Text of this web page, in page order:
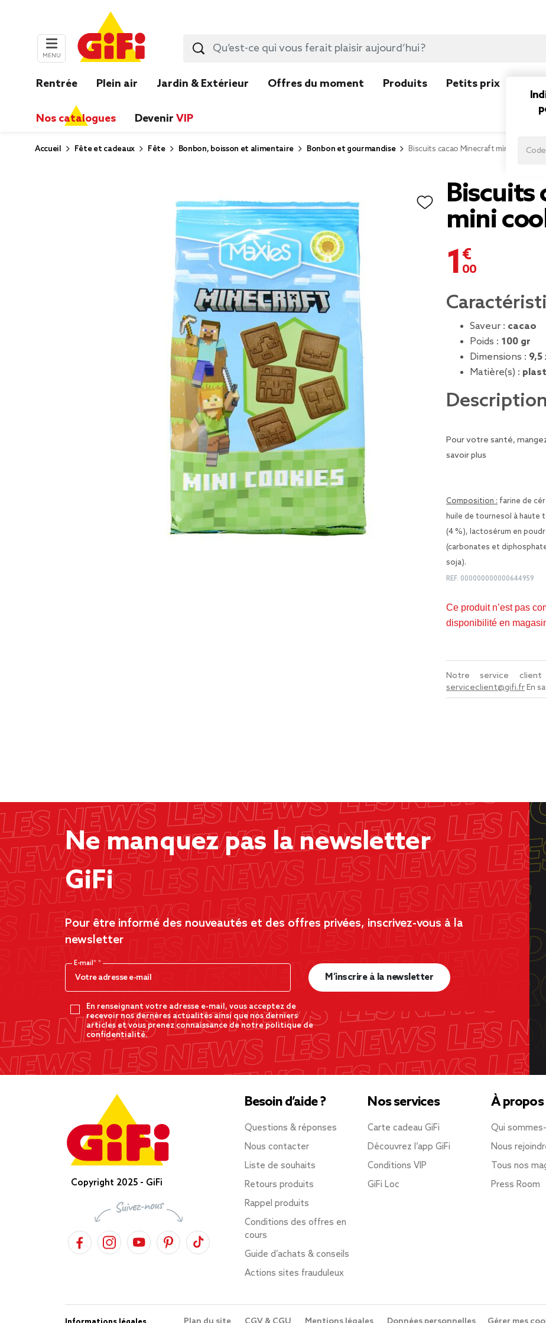
MENU
Rentrée Plein air Jardin & Extérieur Offres du moment Produits Petits prix
Nos catalogues Devenir VIP
Accueil Fête et cadeaux Fête Bonbon, boisson et alimentaire Bonbon et gourmandise Biscuits cacao Minecraft mini cookies
Biscuits
mini
1,00 €
Saveur : cacao
Poids : 100 gr
Dimensions : 9,5
Matière(s) :
Pour votre santé,
savoir plus
Composition : farine de
huile de tournesol à haute
(4 %), lactosérum en
(carbonates et
soja).
REF. 000000000000644959
Ce produit n’est pas
disponibilité en
Notre service
serviceclient@gifi.frEn
Ne manquez pas la newsletter
GiFi
Pour être informé des nouveautés et des offres privées, inscrivez-vous à la
newsletter
E-mail*
En renseignant votre adresse e-mail, vous acceptez de
recevoir nos dernères actualités ainsi que nos derniers
articles et vous prenez connaissance de notre politique de
confidentialité.
M’inscrire à la newsletter
Copyright 2025 - GiFi
Besoin d’aide ?
Questions & réponses
Nous contacter
Liste de souhaits
Retours produits
Rappel produits
Conditions des offres en
cours
Guide d’achats & conseils
Actions sites frauduleux
Nos services
Carte cadeau GiFi
Découvrez l’app GiFi
Conditions VIP
GiFi Loc
À propos
Qui
Nous
Tous nos
Press Room